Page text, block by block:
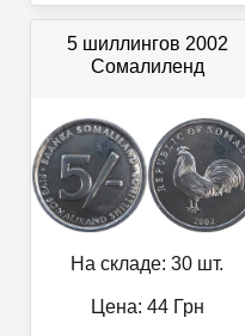
5 шиллингов 2002
Сомалиленд
На складе: 30 шт.
Цена: 44Грн